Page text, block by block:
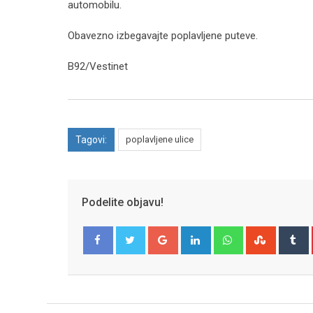
automobilu.
Obavezno izbegavajte poplavljene puteve.
B92/Vestinet
Tagovi: poplavljene ulice
Podelite objavu!
Google+ LinkedIn Whatsapp